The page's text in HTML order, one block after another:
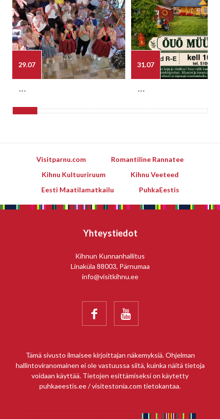
29.07
---
31.07
---
Visitparnu.com
Romantiline Rannatee
Kihnu Kultuuriruum
Kihnu Veeteed
Eesti Maatilamatkailu
PuhkaEestis
Yhteystiedot
Kihnun Kunnanhallitus
Linaküla 88003, Pärnumaa
info@visitkihnu.ee
 
Tämä sivusto ilmaisee kirjoittajan näkemyksiä. Ohjelman
hallintoviranomainen ei ole vastuussa siitä, kuinka näitä tietoja
voidaan käyttää. Tietojen esittämiseksi on käytetty
puhkaeestis.ee / visitestonia.com tietokantaa.